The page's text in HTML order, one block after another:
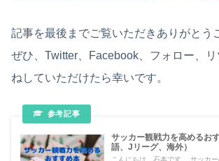
記事を最後までご覧いただきありがとう
ぜひ、Twitter、Facebook、フォロー、
ねしていただけたら幸いです。
サッカー観戦力を高めるお
語、Jリーグ、海外）
こんにちは、石本です。 サッカ